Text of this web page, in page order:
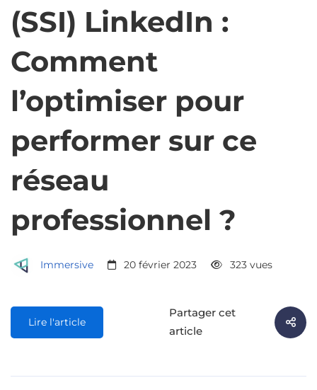
(SSI) LinkedIn :
Comment
l’optimiser pour
performer sur ce
réseau
professionnel ?
Immersive 20 février 2023 323 vues
Lire l'article
Partager cet
article